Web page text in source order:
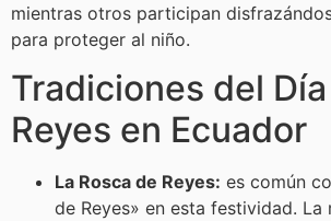
mientras otros participan
para proteger al niño.
Tradiciones del
Reyes en Ecuador
La Rosca de Reyes: es común
de Reyes» en esta festividad. La